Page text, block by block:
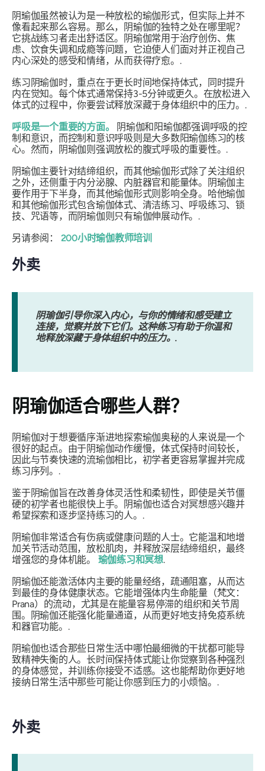
阴瑜伽虽然被认为是一种放松的瑜伽形式，但实际上并不
像看起来那么容易。那么，阴瑜伽的独特之处在哪里呢？
它挑战练习者走出舒适区。阴瑜伽常用于治疗创伤、焦
虑、饮食失调和成瘾等问题，它迫使人们面对并正视自己
内心深处的感受和情绪，从而获得疗愈。.
练习阴瑜伽时，重点在于更长时间地保持体式，同时提升
内在觉知。每个体式通常保持3-5分钟或更久。在放松进入
体式的过程中，你要尝试释放深藏于身体组织中的压力。.
呼吸是一个重要的方面。
阴瑜伽和阳瑜伽都强调呼吸的控
制和意识，而控制和意识呼吸则是大多数阳瑜伽练习的核
心。然而，阴瑜伽则强调放松的腹式呼吸的重要性。.
阴瑜伽主要针对结缔组织，而其他瑜伽形式除了关注组织
之外，还侧重于内分泌腺、内脏器官和能量体。阴瑜伽主
要作用于下半身，而其他瑜伽形式则影响全身。哈他瑜伽
和其他瑜伽形式包含瑜伽体式、清洁练习、呼吸练习、锁
技、咒语等，而阴瑜伽则只有瑜伽伸展动作。.
另请参阅： 200小时瑜伽教师培训
外卖
阴瑜伽引导你深入内心，与你的情绪和感受建立
连接，觉察并放下它们。这种练习有助于你温和
地释放深藏于身体组织中的压力。.
阴瑜伽适合哪些人群？
阴瑜伽对于想要循序渐进地探索瑜伽奥秘的人来说是一个
很好的起点。由于阴瑜伽动作缓慢，体式保持时间较长，
因此与节奏快速的流瑜伽相比，初学者更容易掌握并完成
练习序列。.
鉴于阴瑜伽旨在改善身体灵活性和柔韧性，即使是关节僵
硬的初学者也能很快上手。阴瑜伽也适合对冥想感兴趣并
希望探索和逐步坚持练习的人。.
阴瑜伽非常适合有伤病或健康问题的人士。它能温和地增
加关节活动范围，放松肌肉，并释放深层结缔组织，最终
增强您的身体机能。 瑜伽练习和冥想.
阴瑜伽还能激活体内主要的能量经络，疏通阻塞，从而达
到最佳的身体健康状态。它能增强体内生命能量（梵文：
Prana）的流动，尤其是在能量容易停滞的组织和关节周
围。阴瑜伽还能强化能量通道，从而更好地支持免疫系统
和器官功能。.
阴瑜伽也适合那些日常生活中哪怕最细微的干扰都可能导
致精神失衡的人。长时间保持体式能让你觉察到各种强烈
的身体感觉，并训练你接受不适感。这也能帮助你更好地
接纳日常生活中那些可能让你感到压力的小烦恼。.
外卖